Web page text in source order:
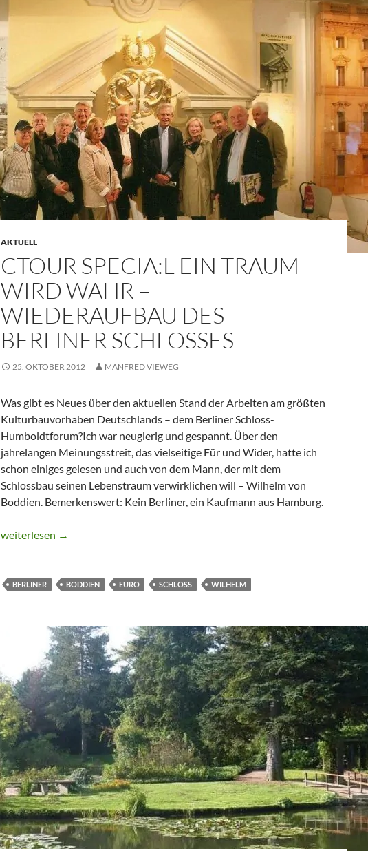
AKTUELL
CTOUR SPECIA:L EIN TRAUM
WIRD WAHR –
WIEDERAUFBAU DES
BERLINER SCHLOSSES
25. OKTOBER 2012 MANFRED VIEWEG
Was gibt es Neues über den aktuellen Stand der Arbeiten am größten
Kulturbauvorhaben Deutschlands – dem Berliner Schloss-
Humboldtforum?Ich war neugierig und gespannt. Über den
jahrelangen Meinungsstreit, das vielseitige Für und Wider, hatte ich
schon einiges gelesen und auch von dem Mann, der mit dem
Schlossbau seinen Lebenstraum verwirklichen will – Wilhelm von
Boddien. Bemerkenswert: Kein Berliner, ein Kaufmann aus Hamburg.
CTOUR specia:l Ein Traum wird wahr – Wiederaufbau des Berliner Schlosses
weiterlesen →
BERLINER BODDIEN EURO SCHLOSS WILHELM